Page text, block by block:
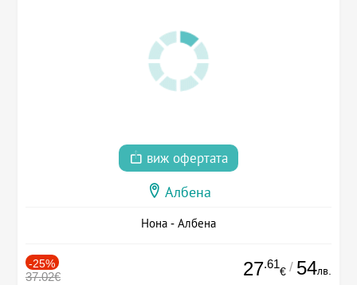
виж офертата
Албена
Нона - Албена
-25%
37.02€ 27.61
€ / 54лв.